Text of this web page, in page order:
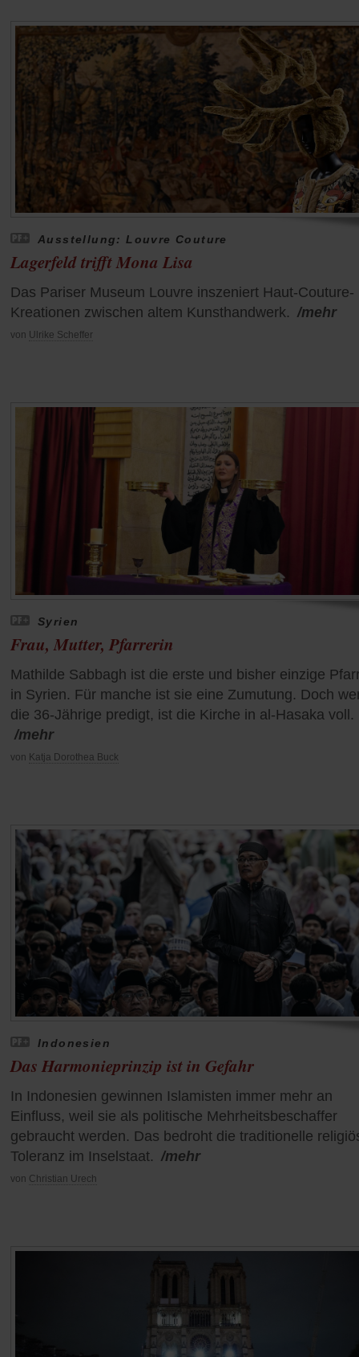
Ausstellung: Louvre Couture
Lagerfeld trifft Mona Lisa
Das Pariser Museum Louvre inszeniert Haut-Couture-
Kreationen zwischen altem Kunsthandwerk. /mehr
von Ulrike Scheffer
Syrien
Frau, Mutter, Pfarrerin
Mathilde Sabbagh ist die erste und bisher einzige
in Syrien. Für manche ist sie eine Zumutung. Doch
die 36-Jährige predigt, ist die Kirche in al-Hasaka voll.
/mehr
von Katja Dorothea Buck
Indonesien
Das Harmonieprinzip ist in Gefahr
In Indonesien gewinnen Islamisten immer mehr an
Einfluss, weil sie als politische Mehrheitsbeschaffer
gebraucht werden. Das bedroht die traditionelle
Toleranz im Inselstaat. /mehr
von Christian Urech